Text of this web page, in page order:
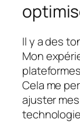
Il y a des
Mon
Cela me
ajuster